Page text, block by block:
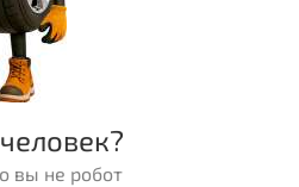
вы не робот